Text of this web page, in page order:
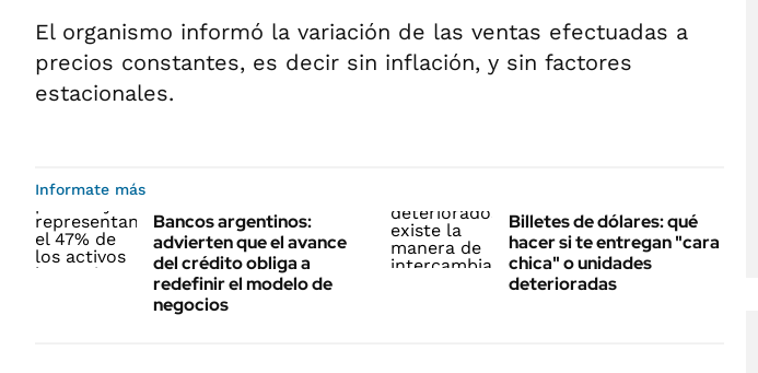
El organismo informó la variación de las ventas efectuadas a
precios constantes, es decir sin inflación, y sin factores
estacionales.
Informate más
Bancos argentinos:
advierten que el avance
del crédito obliga a
redefinir el modelo de
negocios
Billetes de dólares: qué
hacer si te entregan "cara
chica" o unidades
deterioradas